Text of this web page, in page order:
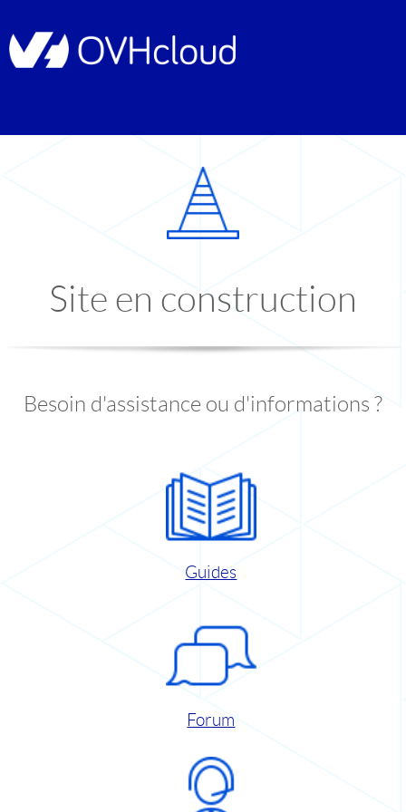
Site en construction
Besoin d'assistance ou d'informations ?
Guides
Forum